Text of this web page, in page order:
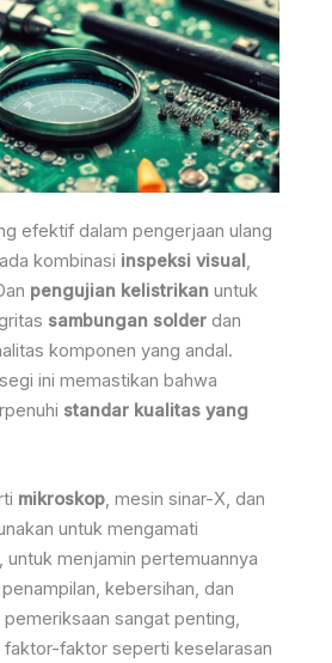
efektif dalam pengerjaan ulang
kombinasi inspeksi visual,
pengujian kelistrikan untuk
sambungan solder dan
komponen yang andal.
ini memastikan bahwa
standar kualitas yang
mikroskop , mesin sinar-X, dan
untuk mengamati
untuk menjamin pertemuannya
kebersihan, dan
sangat penting,
faktor seperti keselarasan